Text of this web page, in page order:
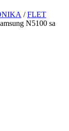
/FLET
N5100 sa